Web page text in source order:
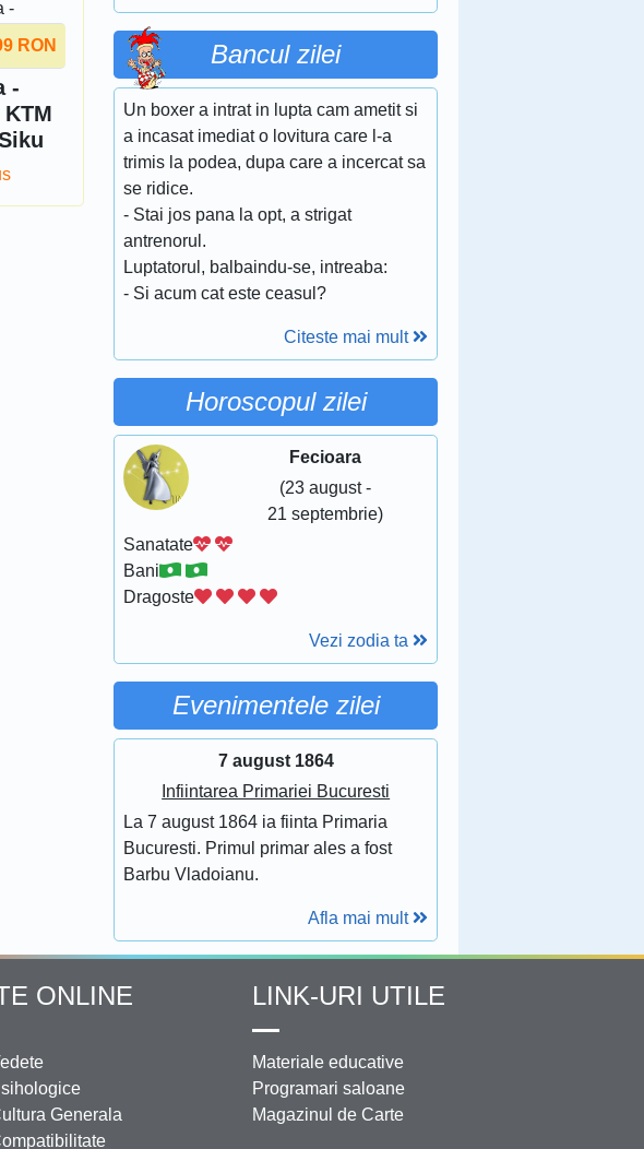
RON
-
Bancul zilei
Un boxer a intrat in lupta cam ametit si
a incasat imediat o lovitura care l-a
trimis la podea, dupa care a incercat sa
se ridice.
- Stai jos pana la opt, a strigat
antrenorul.
Luptatorul, balbaindu-se, intreaba:
- Si acum cat este ceasul?
Citeste mai mult
Horoscopul zilei
Fecioara
(23 august -
21 septembrie)
Sanatate
Bani
Dragoste
Vezi zodia ta
Evenimentele zilei
7 august 1864
Infiintarea Primariei Bucuresti
La 7 august 1864 ia fiinta Primaria
Bucuresti. Primul primar ales a fost
Barbu Vladoianu.
Afla mai mult
ONLINE
Generala
LINK-URI UTILE
Materiale educative
Programari saloane
Magazinul de Carte